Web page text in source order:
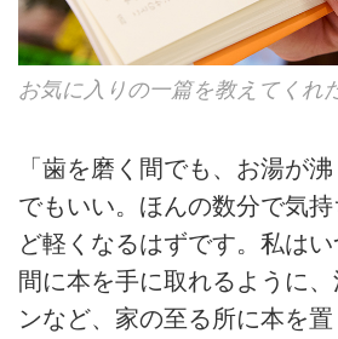
お気に入りの一篇を教えてくれ
「歯を磨く間でも、お湯が
でもいい。ほんの数分で気
ど軽くなるはずです。私は
間に本を手に取れるように
ンなど、家の至る所に本を